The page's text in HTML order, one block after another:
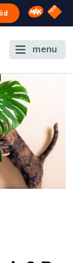
Omroep
NPO
menu